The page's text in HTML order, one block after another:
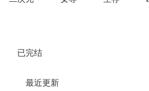
已完结
最近更新